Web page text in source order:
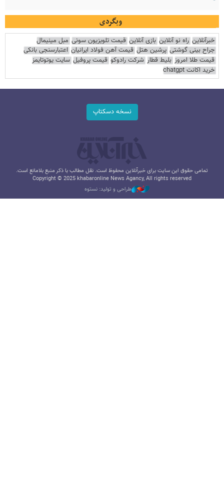
وبگردی
خبرآنلاین راه نو آنلاین بازی آنلاین قیمت تلویزیون سونی مبل مینیمال
جراح بینی گوشتی پرشین هتل قیمت آهن فولاد ایرانیان اعتبارسنجی بانکی
قیمت طلا امروز بلیط قطار شرکت رادوکو قیمت پروفیل سایت یوتوتایمز
خرید اکانت chatgpt
نسخه دسکتاپ
تمامی حقوق این سایت برای خبرآنلاین محفوظ است. نقل مطالب با ذکر منبع بلامانع است.
Copyright © 2025 khabaronline News Agancy, All rights reserved
طراحی و تولید: نستوه